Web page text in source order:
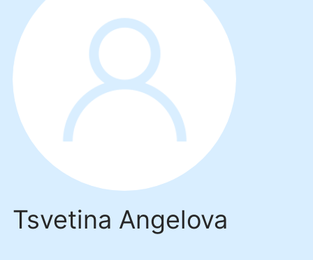
Tsvetina Angelova